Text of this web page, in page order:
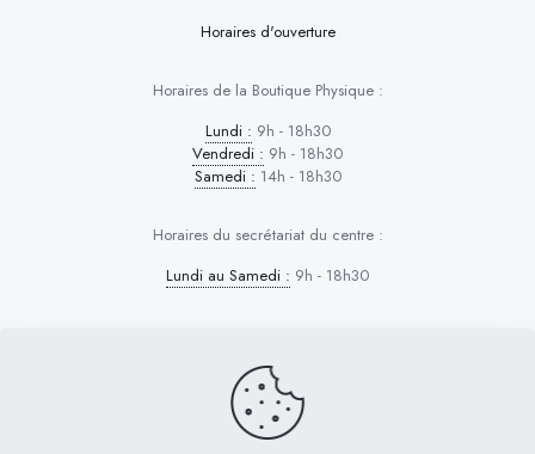
Horaires d'ouverture
Horaires de la Boutique Physique :
Lundi : 9h - 18h30
Vendredi : 9h - 18h30
Samedi : 14h - 18h30
Horaires du secrétariat du centre :
Lundi au Samedi : 9h - 18h30
Dog Control © 2026 | Tous droits réservés